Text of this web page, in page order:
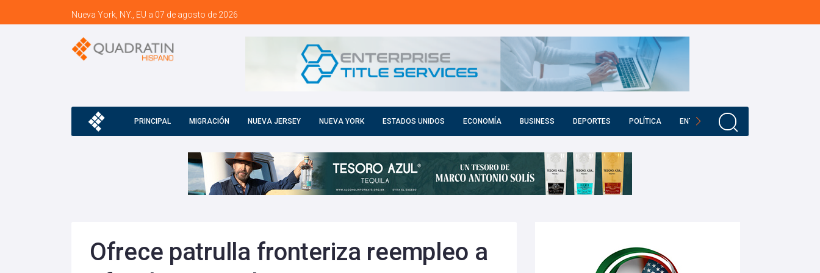
Nueva York, NY., EU a 07 de agosto de 2026
PRINCIPAL MIGRACIÓN NUEVA JERSEY NUEVA YORK ESTADOS UNIDOS ECONOMÍA BUSINESS DEPORTES POLÍTICA ENTRETENIMIENTO
Ofrece patrulla fronteriza reempleo a